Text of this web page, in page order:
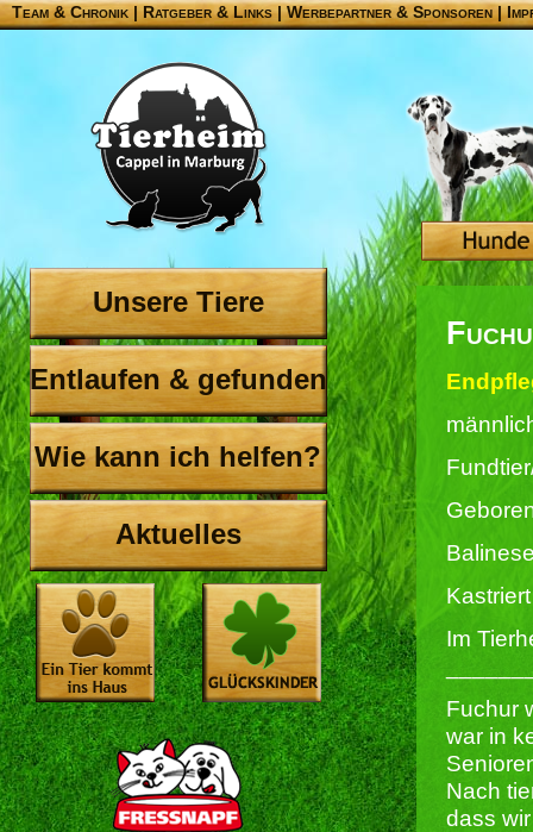
Team & Chronik |Ratgeber & Links|Werbepartner & Sponsoren|
Unsere Tiere
Entlaufen & gefunden
Wie kann ich helfen?
Aktuelles
Im
Fuchur
war in
Nach
dass